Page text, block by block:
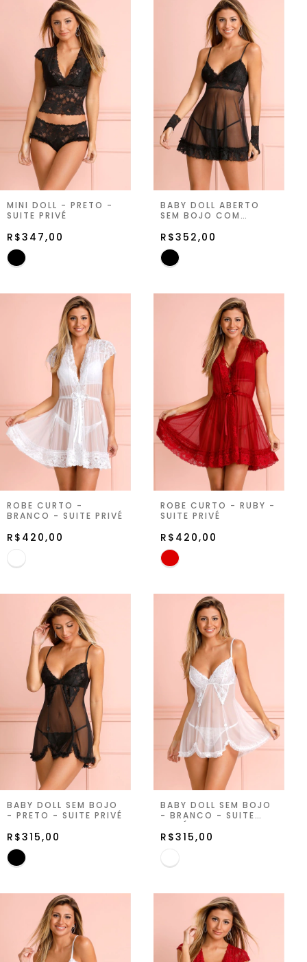
MINI DOLL - PRETO -
SUITE PRIVÉ
R$347,00
BABY DOLL ABERTO
SEM BOJO COM
SUITE PRIVÉ
R$352,00
ROBE CURTO -
BRANCO - SUITE PRIVÉ
R$420,00
ROBE CURTO - RUBY -
SUITE PRIVÉ
R$420,00
BABY DOLL SEM BOJO
- PRETO - SUITE PRIVÉ
R$315,00
BABY DOLL SEM BOJO
- BRANCO - SUITE
PRIVÉ
R$315,00